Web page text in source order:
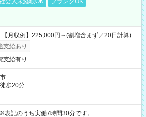
社会人未経験OK
ブランクOK
月収例】225,000円～(割増含まず／20日計算)
支給あり
支給有り
歩20分
8:30～17:00 ※表記のうち実働7時間30分です。